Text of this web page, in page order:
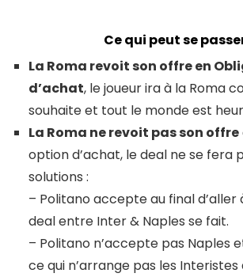
Ce qui peut se
La Roma revoit son offre en
d’achat, le joueur ira à la Roma
souhaite et tout le monde est
La Roma ne revoit pas son offre
option d’achat, le deal ne se fera
solutions :
– Politano accepte au final d’aller
deal entre Inter & Naples se fait.
– Politano n’accepte pas Naples
ce qui n’arrange pas les